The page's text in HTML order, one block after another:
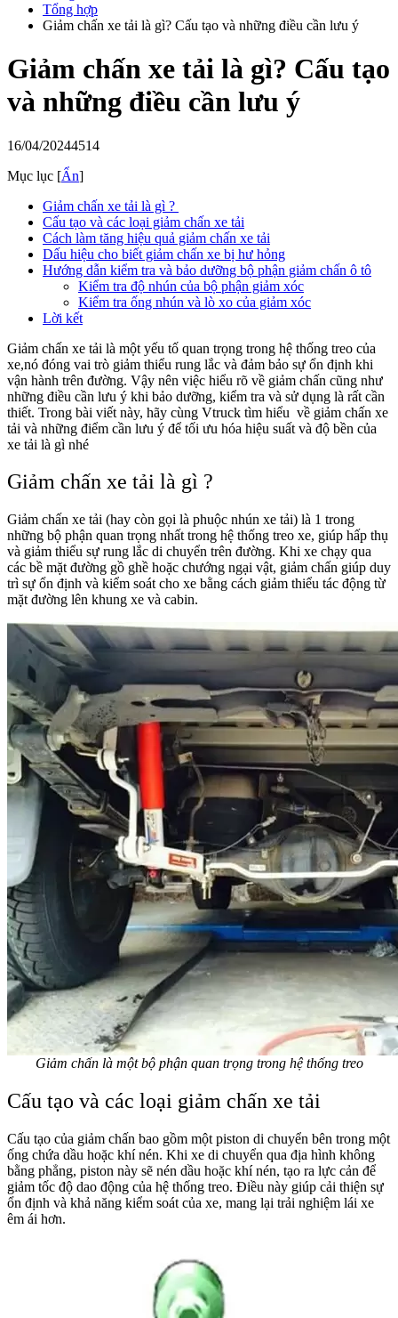
Tổng hợp
Giảm chấn xe tải là gì? Cấu tạo và những điều cần lưu ý
Giảm chấn xe tải là gì? Cấu tạo
và những điều cần lưu ý
16/04/20244514
Mục lục [Ẩn]
Giảm chấn xe tải là gì ?
Cấu tạo và các loại giảm chấn xe tải
Cách làm tăng hiệu quả giảm chấn xe tải
Dấu hiệu cho biết giảm chấn xe bị hư hỏng
Hướng dẫn kiểm tra và bảo dưỡng bộ phận giảm chấn ô tô
Kiểm tra độ nhún của bộ phận giảm xóc
Kiểm tra ống nhún và lò xo của giảm xóc
Lời kết
Giảm chấn xe tải là một yếu tố quan trọng trong hệ thống treo của
xe,nó đóng vai trò giảm thiểu rung lắc và đảm bảo sự ổn định khi
vận hành trên đường. Vậy nên việc hiểu rõ về giảm chấn cũng như
những điều cần lưu ý khi bảo dưỡng, kiểm tra và sử dụng là rất cần
thiết. Trong bài viết này, hãy cùng Vtruck tìm hiểu về giảm chấn xe
tải và những điểm cần lưu ý để tối ưu hóa hiệu suất và độ bền của
xe tải là gì nhé
Giảm chấn xe tải là gì ?
Giảm chấn xe tải (hay còn gọi là phuộc nhún xe tải) là 1 trong
những bộ phận quan trọng nhất trong hệ thống treo xe, giúp hấp thụ
và giảm thiểu sự rung lắc di chuyển trên đường. Khi xe chạy qua
các bề mặt đường gồ ghề hoặc chướng ngại vật, giảm chấn giúp duy
trì sự ổn định và kiểm soát cho xe bằng cách giảm thiểu tác động từ
mặt đường lên khung xe và cabin.
Giảm chấn là một bộ phận quan trọng trong hệ thống treo
Cấu tạo và các loại giảm chấn xe tải
Cấu tạo của giảm chấn bao gồm một piston di chuyển bên trong một
ống chứa dầu hoặc khí nén. Khi xe di chuyển qua địa hình không
bằng phẳng, piston này sẽ nén dầu hoặc khí nén, tạo ra lực cản để
giảm tốc độ dao động của hệ thống treo. Điều này giúp cải thiện sự
ổn định và khả năng kiểm soát của xe, mang lại trải nghiệm lái xe
êm ái hơn.